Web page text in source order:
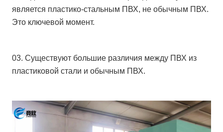
является пластико-стальным ПВХ, не обычным ПВХ.
Это ключевой момент.
03. Существуют большие различия между ПВХ из
пластиковой стали и обычным ПВХ.